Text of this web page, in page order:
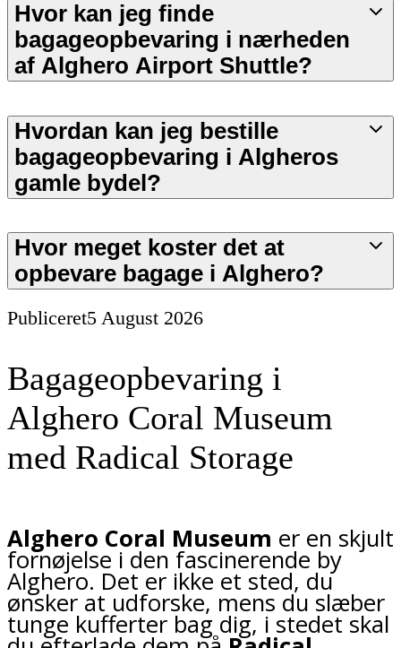
Hvor kan jeg finde
bagageopbevaring i nærheden
af Alghero Airport Shuttle?
Hvordan kan jeg bestille
bagageopbevaring i Algheros
gamle bydel?
Hvor meget koster det at
opbevare bagage i Alghero?
Publiceret5 August 2026
Bagageopbevaring i
Alghero Coral Museum
med Radical Storage
Alghero Coral Museum er en skjult
fornøjelse i den fascinerende by
Alghero. Det er ikke et sted, du
ønsker at udforske, mens du slæber
tunge kufferter bag dig, i stedet skal